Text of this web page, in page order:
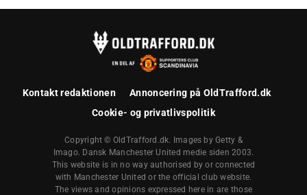
Kontakt redaktionen
Annoncering på OldTrafford.dk
Cookie- og privatlivspolitik
Copyright © OldTrafford.dk. Images by Getty &
Imago. Dansk Manchester United medie siden 2003.
This website is in no way authorised by or connected
with Manchester United or the official club website.
The views and opinions expressed here in are those